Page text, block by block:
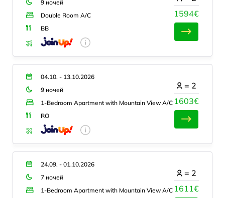
9 ночей
Double Room A/C
BB
1594€
04.10. - 13.10.2026
9 ночей
1-Bedroom Apartment with Mountain View A/C
RO
1603€
= 2
24.09. - 01.10.2026
7 ночей
1-Bedroom Apartment with Mountain View A/C 1611€
= 2